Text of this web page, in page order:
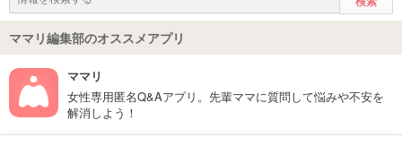
ママリ編集部のオススメアプリ
ママリ
女性専用匿名Q&Aアプリ。先輩ママに質問して悩みや不安を
解消しよう！